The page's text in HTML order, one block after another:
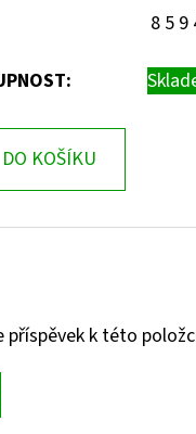
8 5 9
DO KOŠÍKU
příspěvek k této